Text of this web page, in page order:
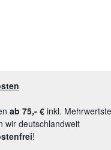
ab 75,- € inkl.
wir deutschlandweit
!